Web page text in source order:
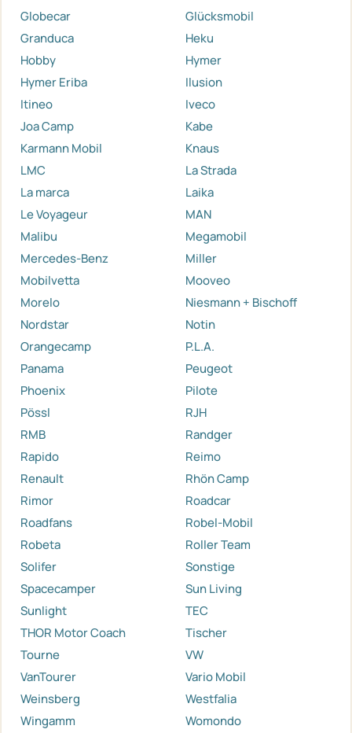
Globecar
Glücksmobil
Granduca
Heku
Hobby
Hymer
Hymer Eriba
Ilusion
Itineo
Iveco
Joa Camp
Kabe
Karmann Mobil
Knaus
LMC
La Strada
La marca
Laika
Le Voyageur
MAN
Malibu
Megamobil
Mercedes-Benz
Miller
Mobilvetta
Mooveo
Morelo
Niesmann + Bischoff
Nordstar
Notin
Orangecamp
P.L.A.
Panama
Peugeot
Phoenix
Pilote
Pössl
RJH
RMB
Randger
Rapido
Reimo
Renault
Rhön Camp
Rimor
Roadcar
Roadfans
Robel-Mobil
Robeta
Roller Team
Solifer
Sonstige
Spacecamper
Sun Living
Sunlight
TEC
THOR Motor Coach
Tischer
Tourne
VW
VanTourer
Vario Mobil
Weinsberg
Westfalia
Wingamm
Womondo